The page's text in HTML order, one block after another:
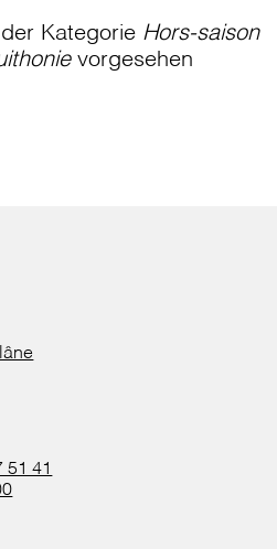
Kategorie Hors-saison
vorgesehen
51 41